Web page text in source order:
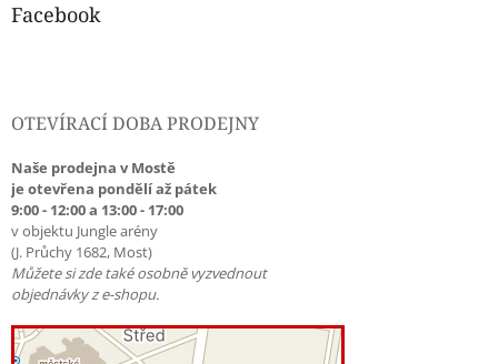
Facebook
OTEVÍRACÍ DOBA PRODEJNY
Naše prodejna v Mostě
je otevřena pondělí až pátek
9:00 - 12:00 a 13:00 - 17:00
v objektu Jungle arény
(J. Průchy 1682, Most)
Můžete si zde také osobně vyzvednout
objednávky z e-shopu.